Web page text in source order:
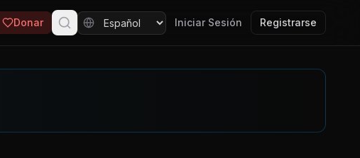
Donar Iniciar Sesión Registrarse